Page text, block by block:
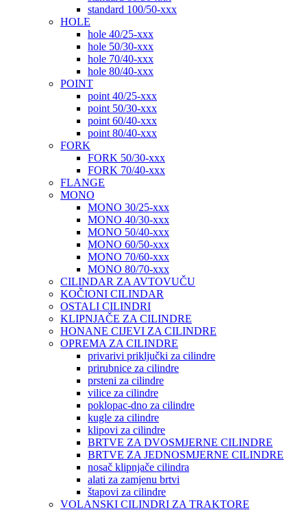
standard 100/50-xxx
HOLE
hole 40/25-xxx
hole 50/30-xxx
hole 70/40-xxx
hole 80/40-xxx
POINT
point 40/25-xxx
point 50/30-xxx
point 60/40-xxx
point 80/40-xxx
FORK
FORK 50/30-xxx
FORK 70/40-xxx
FLANGE
MONO
MONO 30/25-xxx
MONO 40/30-xxx
MONO 50/40-xxx
MONO 60/50-xxx
MONO 70/60-xxx
MONO 80/70-xxx
CILINDAR ZA AVTOVUČU
KOČIONI CILINDAR
OSTALI CILINDRI
KLIPNJAČE ZA CILINDRE
HONANE CIJEVI ZA CILINDRE
OPREMA ZA CILINDRE
privarivi priključki za cilindre
prirubnice za cilindre
prsteni za cilindre
vilice za cilindre
poklopac-dno za cilindre
kugle za cilindre
klipovi za cilindre
BRTVE ZA DVOSMJERNE CILINDRE
BRTVE ZA JEDNOSMJERNE CILINDRE
nosač klipnjače cilindra
alati za zamjenu brtvi
štapovi za cilindre
VOLANSKI CILINDRI ZA TRAKTORE